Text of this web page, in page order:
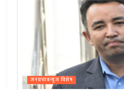
जनप्रभाबन्युज विशेष